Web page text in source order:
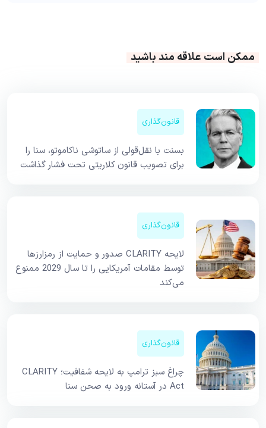
ممکن است علاقه مند باشید
قانون‌گذاری
بسنت با نقل‌قولی از ساتوشی ناکاموتو، سنا را
برای تصویب قانون کلاریتی تحت فشار گذاشت
قانون‌گذاری
لایحه CLARITY صدور و حمایت از رمزارزها
توسط مقامات آمریکایی را تا سال 2029 ممنوع
می‌کند
قانون‌گذاری
چراغ سبز ترامپ به لایحه شفافیت؛ CLARITY
Act در آستانه ورود به صحن سنا